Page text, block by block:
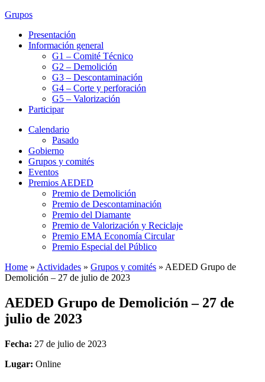
Grupos
Presentación
Información general
G1 – Comité Técnico
G2 – Demolición
G3 – Descontaminación
G4 – Corte y perforación
G5 – Valorización
Participar
Calendario
Pasado
Gobierno
Grupos y comités
Eventos
Premios AEDED
Premio de Demolición
Premio de Descontaminación
Premio del Diamante
Premio de Valorización y Reciclaje
Premio EMA Economía Circular
Premio Especial del Público
Home » Actividades » Grupos y comités » AEDED Grupo de
Demolición – 27 de julio de 2023
AEDED Grupo de Demolición – 27 de
julio de 2023
Fecha: 27 de julio de 2023
Lugar: Online